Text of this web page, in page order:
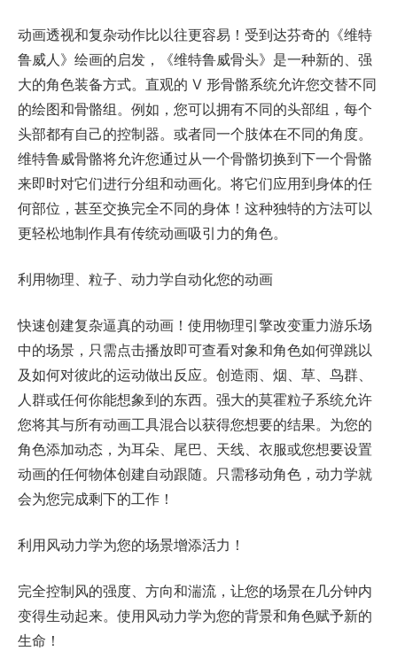
动画透视和复杂动作比以往更容易！受到达芬奇的《维特
鲁威人》绘画的启发，《维特鲁威骨头》是一种新的、强
大的角色装备方式。直观的 V 形骨骼系统允许您交替不同
的绘图和骨骼组。例如，您可以拥有不同的头部组，每个
头部都有自己的控制器。或者同一个肢体在不同的角度。
维特鲁威骨骼将允许您通过从一个骨骼切换到下一个骨骼
来即时对它们进行分组和动画化。将它们应用到身体的任
何部位，甚至交换完全不同的身体！这种独特的方法可以
更轻松地制作具有传统动画吸引力的角色。
利用物理、粒子、动力学自动化您的动画
快速创建复杂逼真的动画！使用物理引擎改变重力游乐场
中的场景，只需点击播放即可查看对象和角色如何弹跳以
及如何对彼此的运动做出反应。创造雨、烟、草、鸟群、
人群或任何你能想象到的东西。强大的莫霍粒子系统允许
您将其与所有动画工具混合以获得您想要的结果。为您的
角色添加动态，为耳朵、尾巴、天线、衣服或您想要设置
动画的任何物体创建自动跟随。只需移动角色，动力学就
会为您完成剩下的工作！
利用风动力学为您的场景增添活力！
完全控制风的强度、方向和湍流，让您的场景在几分钟内
变得生动起来。使用风动力学为您的背景和角色赋予新的
生命！